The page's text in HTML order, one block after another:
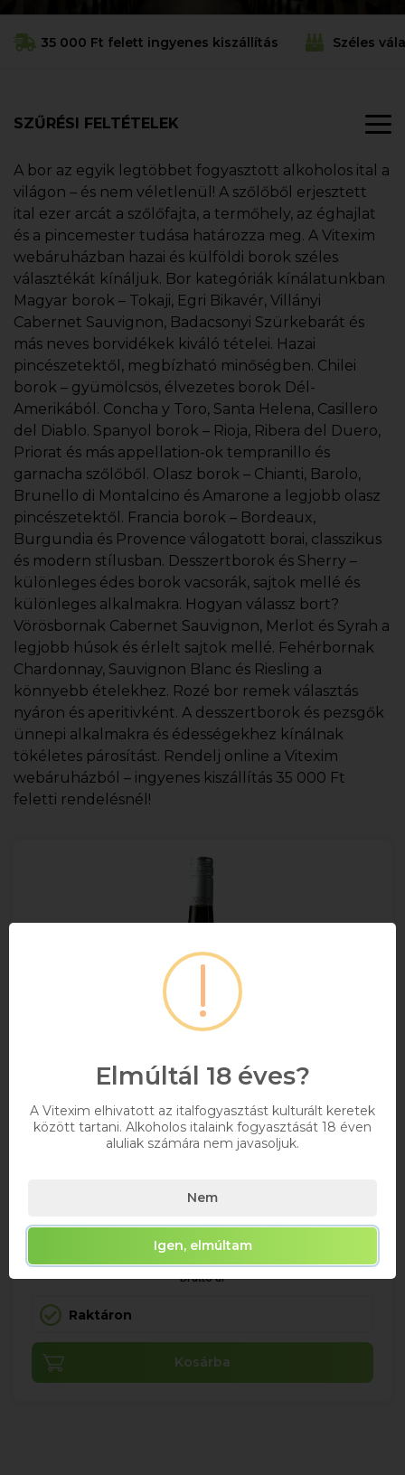
35 000 Ft felett ingyenes kiszállítás Széles
SZŰRÉSI FELTÉTELEK
A bor az egyik legtöbbet fogyasztott alkoholos ital a
világon – és nem véletlenül! A szőlőből erjesztett
ital ezer arcát a szőlőfajta, a termőhely, az éghajlat
és a pincemester tudása határozza meg. A Vitexim
webáruházban hazai és külföldi borok széles
választékát kínáljuk. Bor kategóriák kínálatunkban
Magyar borok – Tokaji, Egri Bikavér, Villányi
Cabernet Sauvignon, Badacsonyi Szürkebarát és
más neves borvidékek kiváló tételei. Hazai
pincészetektől, megbízható minőségben. Chilei
borok – gyümölcsös, élvezetes borok Dél-
Amerikából. Concha y Toro, Santa Helena, Casillero
del Diablo. Spanyol borok – Rioja, Ribera del Duero,
Priorat és más appellation-ok tempranillo és
garnacha szőlőből. Olasz borok – Chianti, Barolo,
Brunello di Montalcino és Amarone a legjobb olasz
pincészetektől. Francia borok – Bordeaux,
Burgundia és Provence válogatott borai, classzikus
és modern stílusban. Desszertborok és Sherry –
különleges édes borok vacsorák, sajtok mellé és
különleges alkalmakra. Hogyan válassz bort?
Vörösbornak Cabernet Sauvignon, Merlot és Syrah a
legjobb húsok és érlelt sajtok mellé. Fehérbornak
Chardonnay, Sauvignon Blanc és Riesling a
könnyebb ételekhez. Rozé bor remek választás
nyáron és aperitivként. A desszertborok és pezsgők
ünnepi alkalmakra és édességekhez kínálnak
tökéletes párosítást. Rendelj online a Vitexim
webáruházból – ingyenes kiszállítás 35 000 Ft
feletti rendelésnél!
2 107 Ft
Bruttó ár
Raktáron
Kosárba
Elmúltál 18 éves?
A Vitexim elhivatott az italfogyasztást kulturált keretek
között tartani. Alkoholos italaink fogyasztását 18 éven
aluliak számára nem javasoljuk.
Nem
Igen, elmúltam